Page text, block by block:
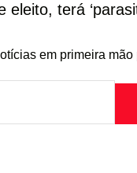
terá
em primeira mão